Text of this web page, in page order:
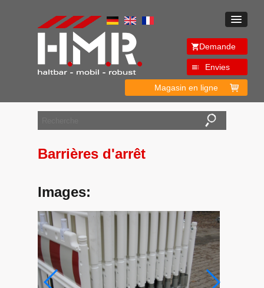
Demande
Envies
Magasin en ligne
Barrières d'arrêt
Images: